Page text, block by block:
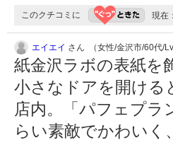
このクチコミに 現在：
エイエイ さん （女性/金沢市/60代/
紙金沢ラボの表紙を
小さなドアを開ける
店内。「パフェプ
らい素敵でかわい